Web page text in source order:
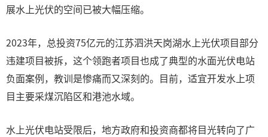
展水上光伏的空间已被大幅压缩。
2023年，总投资75亿元的江苏泗洪天岗湖水上光伏项目部分
违建项目被拆，这个领跑者项目也成了典型的水面光伏电站
负面案例，教训是惨痛而又深刻的。目前，适宜开发水上项
目主要采煤沉陷区和港池水域。
水上光伏电站受限后，地方政府和投资商都将目光转向了广